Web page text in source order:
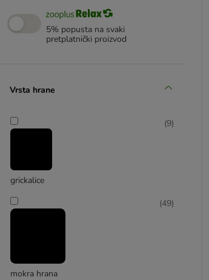
Za želudac i crijeva
Za zube
Trava za mačke
S peradi
S govedinom i svinjetinom
S metvicom i ljekovitim biljem
Animonda
5% popusta na svaki
pretplatnički proizvod
Vrsta hrane
grickalice
(9)
mokra hrana
(49)